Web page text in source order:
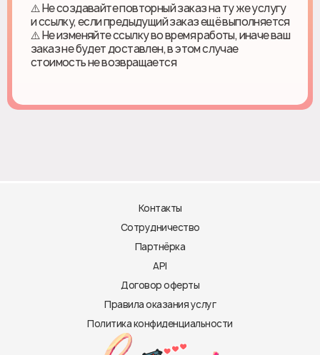
⚠️ Не создавайте повторный заказ на ту же услугу
и ссылку, если предыдущий заказ ещё выполняется
⚠️ Не изменяйте ссылку во время работы, иначе ваш
заказ не будет доставлен, в этом случае
стоимость не возвращается
Контакты
Сотрудничество
Партнёрка
API
Договор оферты
Правила оказания услуг
Политика конфиденциальности